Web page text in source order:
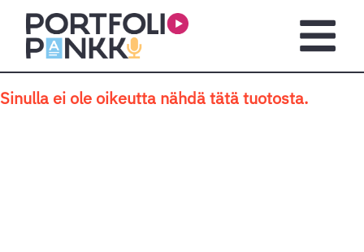
Siirry sisältöön
Sinulla ei ole oikeutta nähdä tätä tuotosta.